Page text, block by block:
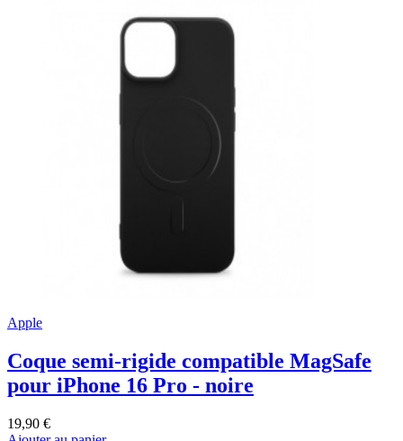
Apple
Coque semi-rigide compatible MagSafe
pour iPhone 16 Pro - noire
19,90 €